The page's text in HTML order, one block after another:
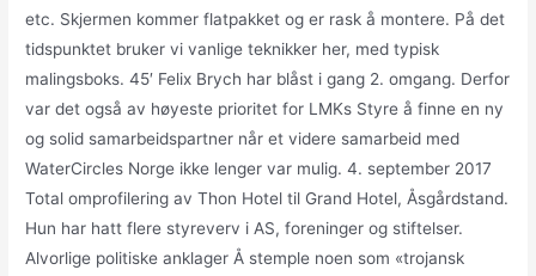
etc. Skjermen kommer flatpakket og er rask å montere. På det
tidspunktet bruker vi vanlige teknikker her, med typisk
malingsboks. 45′ Felix Brych har blåst i gang 2. omgang. Derfor
var det også av høyeste prioritet for LMKs Styre å finne en ny
og solid samarbeidspartner når et videre samarbeid med
WaterCircles Norge ikke lenger var mulig. 4. september 2017
Total omprofilering av Thon Hotel til Grand Hotel, Åsgårdstand.
Hun har hatt flere styreverv i AS, foreninger og stiftelser.
Alvorlige politiske anklager Å stemple noen som «trojansk